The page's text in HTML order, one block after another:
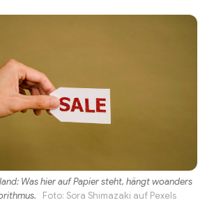
Was hier auf Papier steht, hängt woanders
Foto: Sora Shimazaki auf Pexels